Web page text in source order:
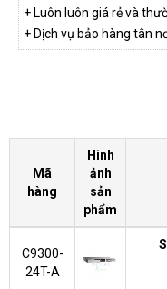
+ Luôn luôn giá rẻ và
+ Dịch vụ bảo hàng tân
Mã
hàng
Hình
ảnh
sản
phẩm
C9300-
24T-A